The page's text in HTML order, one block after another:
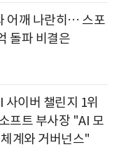
어깨 나란히… 스포
돌파 비결은
이버 챌린지 1위
프트 부사장 "AI 모
계와 거버넌스"